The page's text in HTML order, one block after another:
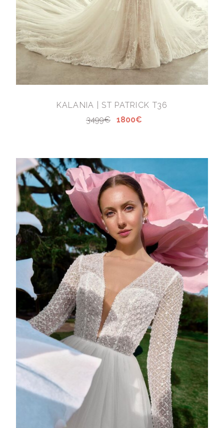
KALANIA | ST PATRICK T36
3499€
1800€